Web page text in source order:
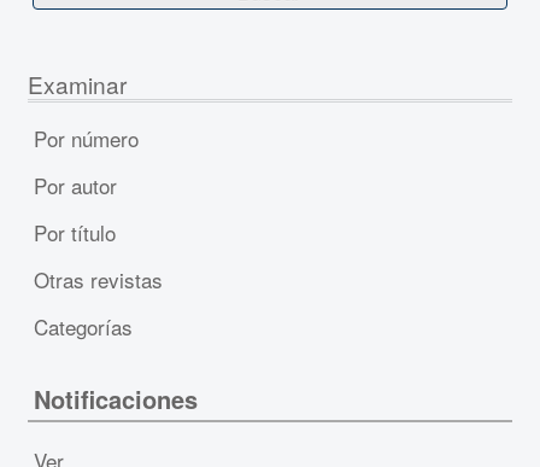
Examinar
Por número
Por autor
Por título
Otras revistas
Categorías
Notificaciones
Ver